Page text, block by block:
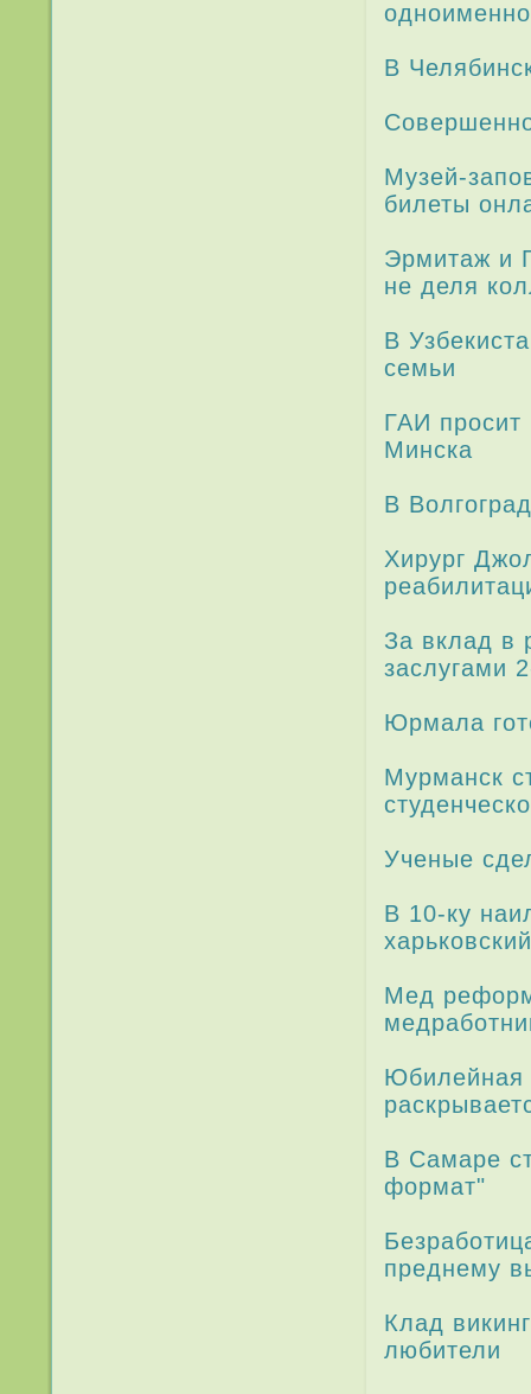
В
Музей-
биле­ты
Эрмитаж и
не деля
В
семьи
ГАИ просит
Минска
В
Хирург
За вклад в
заслугами
Юрмала
Мурманск
Ученые
В 10-ку
Мед
Юбиле­йная
В Самаре
формат"
преднему
Клад
любители